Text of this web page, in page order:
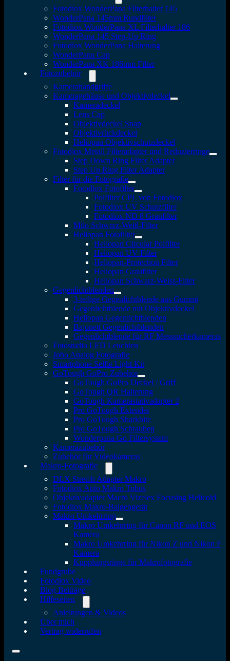
Fotodiox WonderPana Filterhalter 145
WonderPana 145mm Rundfilter
Fotodiox WonderPana XL Filterhalter 186
WonderPana 145 Step-Up Ring
Fotodiox WonderPana Halterung
WonderPana Cap
WonderPana XK 186mm Filter
Fotozubehör
Kamerahandgriffe
Kameragehäuse und Objektivdeckel
Kameradeckel
Lens Cap
Objektivdeckel Snap
Objektivrückdeckel
Heliopan Objektivschutzdeckel
Fotodiox Metall Filteradapter und Reduzierringe
Step Down Ring Filter Adapter
Step Up Ring Filter Adapter
Filter für die Fotografie
Fotodiox Fotofilter
Polfilter CPL von Fotodiox
Fotodiox UV Schutzfilter
Fotodiox ND 8 Graufilter
Milo Schwarz-Weiß-Filter
Heliopan Fotofilter
Heliopan Circular Polfilter
Heliopan UV-Filter
Heliopan-Protection Filter
Heliopan Graufilter
Heliopan Schwarz-Weiss-Filter
Gegenlichtblenden
3-teilige Gegenlichtblende aus Gummi
Gegenlichtblende mit Objektivdeckel
Heliopan Gegenlichtblenden
Bajonett Gegenlichtblenden
Gegenlichtblende für RF Messsucherkameras
Fotostudio LED Leuchten
Jobo Analog Fotografie
Smartphone Selfie Light Kit
GoTough GoPro Zubehör
GoTough GoPro Deckel / Griff
GoTough QR Halterung
GoTough Kamerastativadapter 2
Pro GoTough Extender
Pro GoTough Sharkbite
Pro GoTough Schrauben
Wonderpana Go Filtersystem
Kamerazubehör
Zubehör für Videokameras
Makro-Fotografie
DLX Stretch Adapter Makro
Fotodiox Auto Makro Tubus
Objektivadapter Macro Vizelex Focusing Helicoid
Fotodiox Makro-Balgengerät
Makro Umkehrring
Makro Umkehrring für Canon RF und EOS
Kamera
Makro Umkehrring für Nikon Z und Nikon F
Kamera
Kupplungsringe für Makrofotografie
Fundgrube
Fotodiox Video
Blog Beiträge
Hilfeseiten
Anleitungen & Videos
Über mich
Vertrag widerrufen